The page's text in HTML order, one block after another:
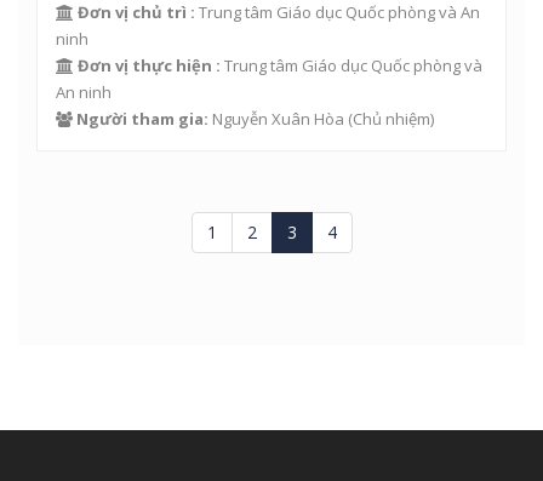
Đơn vị chủ trì : Trung tâm Giáo dục Quốc phòng và An
ninh
Đơn vị thực hiện : Trung tâm Giáo dục Quốc phòng và
An ninh
Người tham gia: Nguyễn Xuân Hòa (Chủ nhiệm)
1 2 3 4